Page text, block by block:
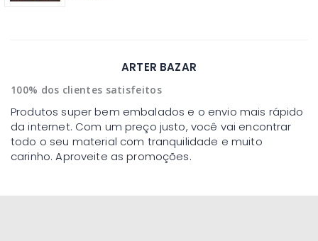
ARTER BAZAR
100% dos clientes satisfeitos
Produtos super bem embalados e o envio mais rápido
da internet. Com um preço justo, você vai encontrar
todo o seu material com tranquilidade e muito
carinho. Aproveite as promoções.